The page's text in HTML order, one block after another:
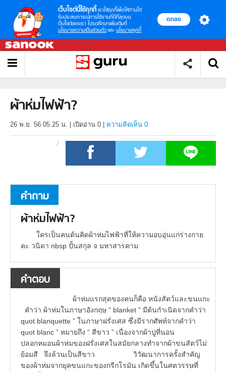
เว็บไซต์นี้ใช้คุกกี้ เราใช้คุกกี้เพื่อให้ท่านได้
รับประสบการณ์การใช้งานที่ดีที่สุดบน
เว็บไซต์ของเรา โปรดศึกษาเพิ่มเติมที่
นโยบายความเป็นส่วนตัว และ นโยบายคุกกี้
ตกลง
ผ้าห่มไฟฟ้า?
26 พ.ย. 56 05.25 น. เปิดอ่าน 0 ความคิดเห็น 0
คำถาม
ผ้าห่มไฟฟ้า?
ใครเป็นคนต้นคิดผ้าห่มไฟฟ้าที่ให้ความอบอุ่นแก่ร่างกาย
คะ วนิดา nbsp ปั้นสกุล จ มหาสารคาม
คำตอบ
ผ้าห่มแรกสุดของคนก็คือ หนังสัตว์และขนแกะ
คำว่า ผ้าห่มในภาษาอังกฤษ “ blanket ” มีต้นกำเนิดจากคำว่า
quot blanquette ” ในภาษาฝรั่งเศส ซึ่งมีรากศัพท์จากคำว่า
quot blanc ” หมายถึง “ สีขาว ” เนื่องจากผ้าปูที่นอน
ปลอกหมอนผ้าห่มของฝรั่งเศสในสมัยกลางทำจากผ้าขนสัตว์ไม่
ย้อมสี จึงล้วนเป็นสีขาว วิวัฒนาการครั้งสำคัญ
ของผ้าห่มจากยุคขนแกะของกรีกโรมัน เกิดขึ้นในศตวรรษที่